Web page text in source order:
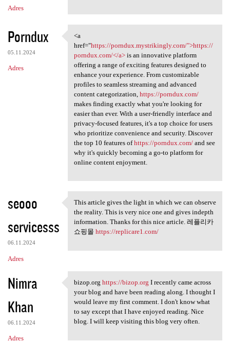
Adres
Porndux
05.11.2024
Adres
<a href="https://porndux
<a
href="https://porndux.mystrikingly.com/">https://
porndux.com/</a>is an innovative platform
offering a range of exciting features designed to
enhance your experience. From customizable
profiles to seamless streaming and advanced
content categorization, https://porndux.com/
makes finding exactly what you're looking for
easier than ever. With a user-friendly interface and
privacy-focused features, it's a top choice for users
who prioritize convenience and security. Discover
the top 10 features ofhttps://porndux.com/and see
why it's quickly becoming a go-to platform for
online content enjoyment.
seooo
servicesss
06.11.2024
Adres
This article gives the light
This article gives the light in which we can observe
the reality. This is very nice one and gives indepth
information. Thanks for this nice article. 레플리카
쇼핑몰 https://replicare1.com/
Nimra
Khan
06.11.2024
Adres
bizop.org https://bizop.org I
bizop.org https://bizop.org I recently came across
your blog and have been reading along. I thought I
would leave my first comment. I don't know what
to say except that I have enjoyed reading. Nice
blog. I will keep visiting this blog very often.